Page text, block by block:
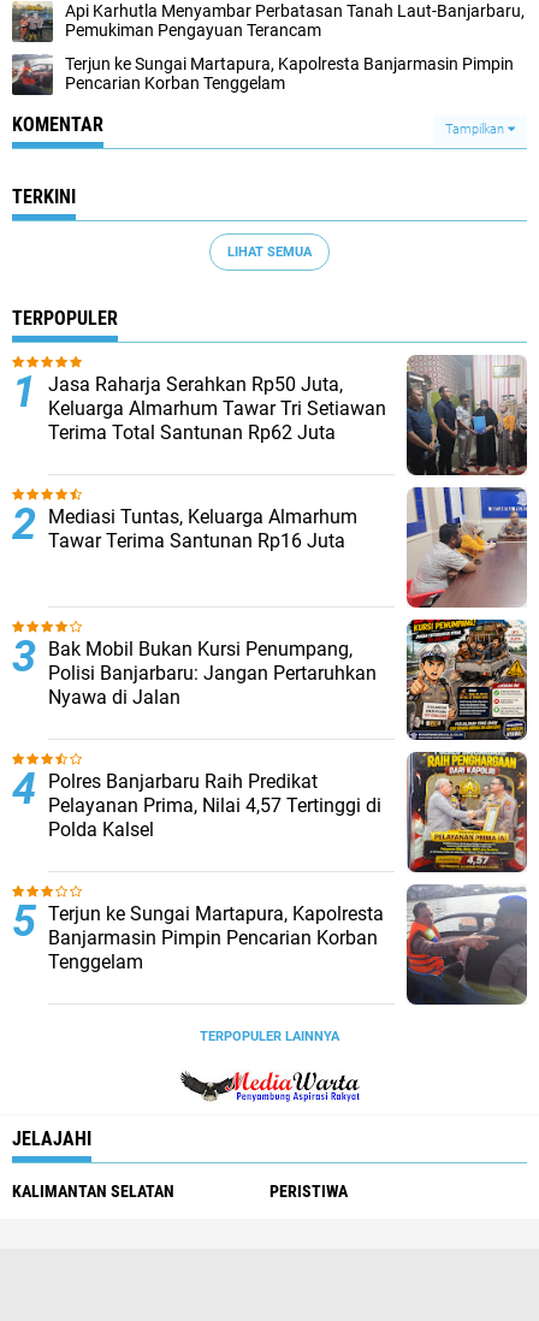
Api Karhutla Menyambar Perbatasan Tanah Laut-Banjarbaru,
Pemukiman Pengayuan Terancam
Terjun ke Sungai Martapura, Kapolresta Banjarmasin Pimpin
Pencarian Korban Tenggelam
KOMENTAR Tampilkan
TERKINI
LIHAT SEMUA
TERPOPULER
Jasa Raharja Serahkan Rp50 Juta,
Keluarga Almarhum Tawar Tri Setiawan
Terima Total Santunan Rp62 Juta
Mediasi Tuntas, Keluarga Almarhum
Tawar Terima Santunan Rp16 Juta
Bak Mobil Bukan Kursi Penumpang,
Polisi Banjarbaru: Jangan Pertaruhkan
Nyawa di Jalan
Polres Banjarbaru Raih Predikat
Pelayanan Prima, Nilai 4,57 Tertinggi di
Polda Kalsel
Terjun ke Sungai Martapura, Kapolresta
Banjarmasin Pimpin Pencarian Korban
Tenggelam
TERPOPULER LAINNYA
JELAJAHI
KALIMANTAN SELATAN PERISTIWA